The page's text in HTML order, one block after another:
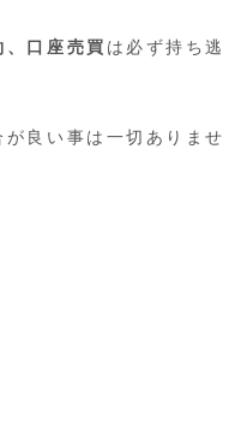
口座売買 は必ず持ち逃
良い事は一切ありませ